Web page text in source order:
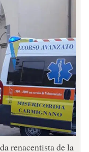
renacentista de la